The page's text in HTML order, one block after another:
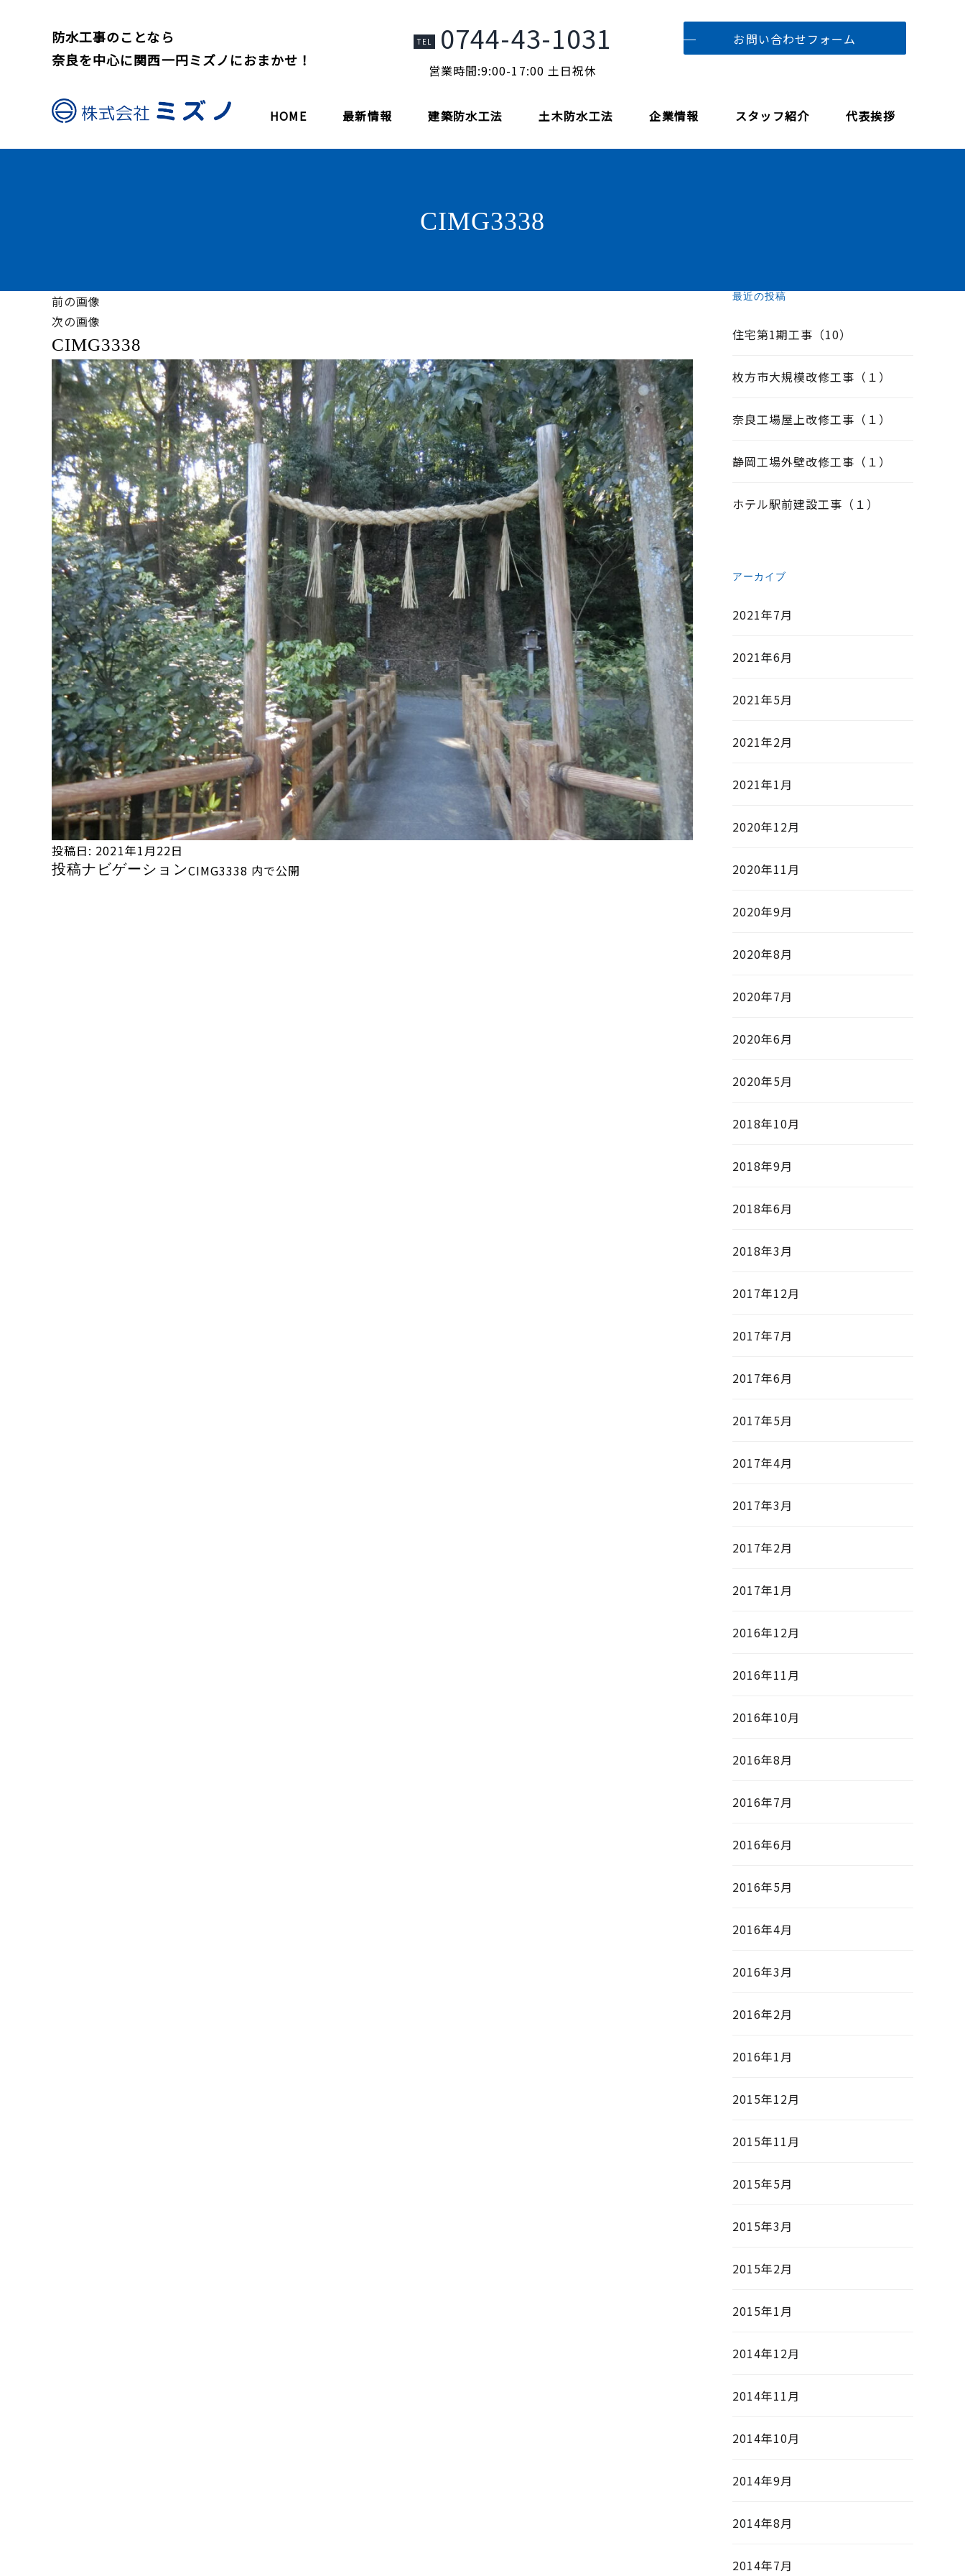
防水工事のことなら
奈良を中心に関西一円ミズノにおまかせ！
TEL 0744-43-1031
営業時間:9:00-17:00 土日祝休
お問い合わせフォーム
HOME 最新情報 建築防水工法 土木防水工法 企業情報 スタッフ紹介 代表挨拶
CIMG3338
前の画像
次の画像
CIMG3338
投稿日: 2021年1月22日
投稿ナビゲーションCIMG3338 内で公開
最近の投稿
住宅第1期工事（10）
枚方市大規模改修工事（１）
奈良工場屋上改修工事（１）
静岡工場外壁改修工事（１）
ホテル駅前建設工事（１）
アーカイブ
2021年7月
2021年6月
2021年5月
2021年2月
2021年1月
2020年12月
2020年11月
2020年9月
2020年8月
2020年7月
2020年6月
2020年5月
2018年10月
2018年9月
2018年6月
2018年3月
2017年12月
2017年7月
2017年6月
2017年5月
2017年4月
2017年3月
2017年2月
2017年1月
2016年12月
2016年11月
2016年10月
2016年8月
2016年7月
2016年6月
2016年5月
2016年4月
2016年3月
2016年2月
2016年1月
2015年12月
2015年11月
2015年5月
2015年3月
2015年2月
2015年1月
2014年12月
2014年11月
2014年10月
2014年9月
2014年8月
2014年7月